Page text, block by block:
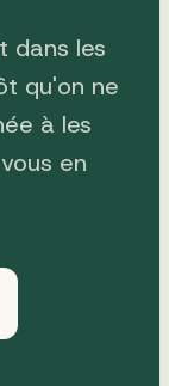
dans les
qu'on ne
à les
en